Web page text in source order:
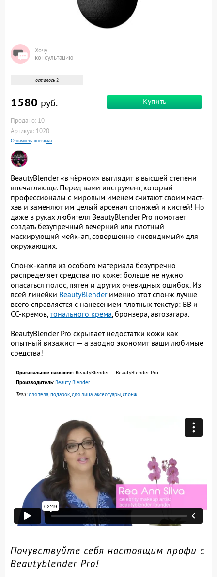
Хочу
консультацию
осталось 2
1580 руб. Купить
Продано: 10
Артикул: 1020
Стоимость доставки
BeautyBlender «в чёрном» выглядит в высшей степени
впечатляюще. Перед вами инструмент, который
профессионалы с мировым именем считают своим маст-
хэв и заменяют им целый арсенал спонжей и кистей! Но
даже в руках любителя BeautyBlender Pro помогает
создать безупречный вечерний или плотный
маскирующий мейк-ап, совершенно «невидимый» для
окружающих.
Спонж-капля из особого материала безупречно
распределяет средства по коже: больше не нужно
опасаться полос, пятен и других очевидных ошибок. Из
всей линейки BeautyBlenderименно этот спонж лучше
всего справляется с нанесением плотных текстур: ВВ и
СС-кремов, тонального крема, бронзера, автозагара.
BeautyBlender Pro скрывает недостатки кожи как
опытный визажист — а заодно экономит ваши любимые
средства!
Оригинальное название: BeautyBlender — BeautyBlender Pro
Производитель: Beauty Blender
Теги:для тела,подарок,для лица,аксессуары,спонж
Почувствуйте себя настоящим профи с
Beautyblender Pro!